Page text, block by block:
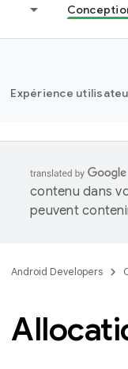
Expérience
contenu dans
peuvent
Android Developers